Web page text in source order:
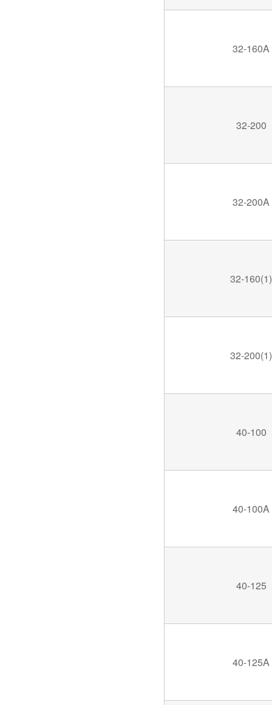
32-160A
32-200
32-200A
32-160(1)
32-200(1)
40-100
40-100A
40-125
40-125A